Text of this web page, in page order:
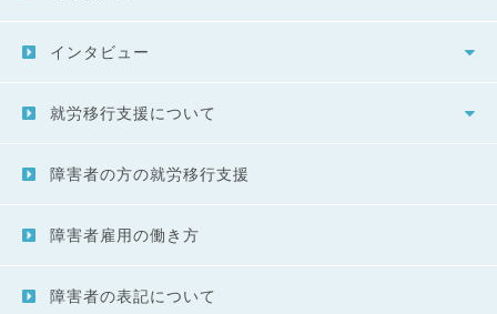
インタビュー
就労移行支援について
障害者の方の就労移行支援
障害者雇用の働き方
障害者の表記について